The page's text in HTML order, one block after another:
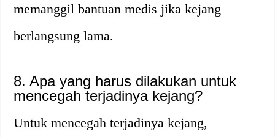
memanggil bantuan medis jika kejang
berlangsung lama.
8. Apa yang harus dilakukan untuk
mencegah terjadinya kejang?
Untuk mencegah terjadinya kejang,